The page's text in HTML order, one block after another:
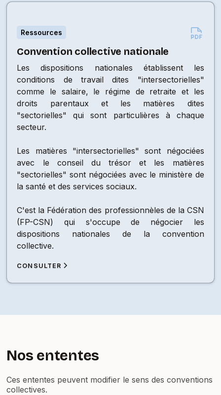
Ressources
Convention collective nationale
Les dispositions nationales établissent les
conditions de travail dites "intersectorielles"
comme le salaire, le régime de retraite et les
droits parentaux et les matières dites
"sectorielles" qui sont particulières à chaque
secteur.
Les matières "intersectorielles" sont négociées
avec le conseil du trésor et les matières
"sectorielles" sont négociées avec le ministère de
la santé et des services sociaux.
C'est la Fédération des professionnèles de la CSN
(FP-CSN) qui s'occupe de négocier les
dispositions nationales de la convention
collective.
CONSULTER
Nos ententes
Ces ententes peuvent modifier le sens des conventions
collectives.